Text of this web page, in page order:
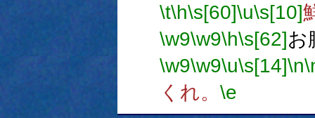
\t\h\s[60]\u\s[10]
\w9\w9\h\s[62]お
\w9\w9\u\s[14]\n
くれ。 \e